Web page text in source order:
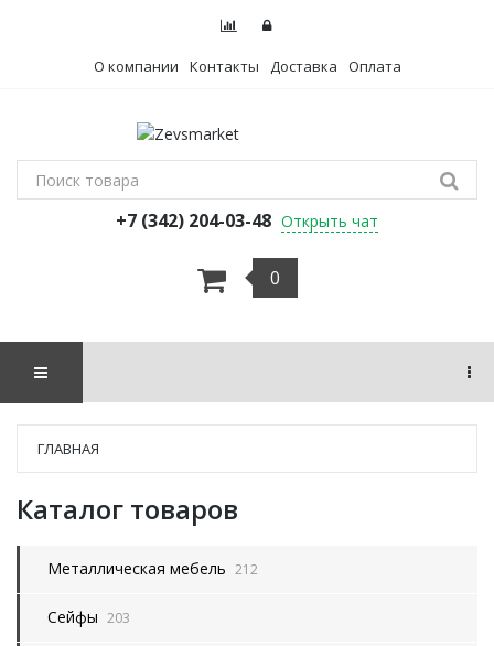
О компании Контакты Доставка Оплата
+7 (342) 204-03-48 Открыть чат
0
ГЛАВНАЯ
Каталог товаров
Металлическая мебель 212
Сейфы 203